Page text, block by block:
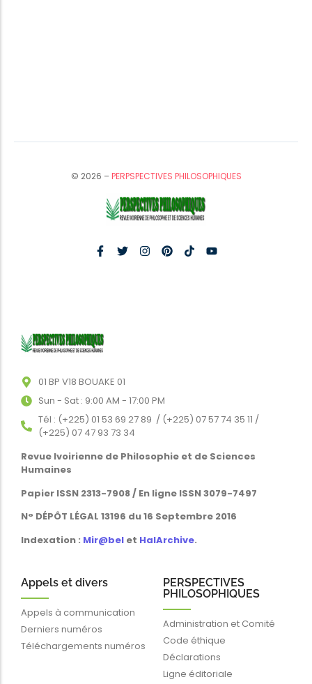
© 2026 –PERPSPECTIVES PHILOSOPHIQUES
01 BP V18 BOUAKE 01
Sun - Sat : 9:00 AM - 17:00 PM
Tél : (+225) 01 53 69 27 89 / (+225) 07 57 74 35 11 /
(+225) 07 47 93 73 34
Revue Ivoirienne de Philosophie et de Sciences
Humaines
Papier ISSN 2313-7908 / En ligne ISSN 3079-7497
N° DÉPÔT LÉGAL 13196 du 16 Septembre 2016
Indexation : Mir@bel et HalArchive.
Appels et divers
Appels à communication
Derniers numéros
Téléchargements numéros
PERSPECTIVES
PHILOSOPHIQUES
Administration et Comité
Code éthique
Déclarations
Ligne éditoriale